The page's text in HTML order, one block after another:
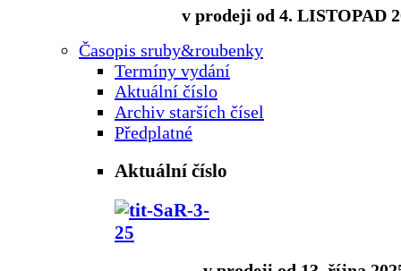
v prodeji od 4. LISTOPAD
Časopis sruby&roubenky
Termíny vydání
Aktuální číslo
Archiv starších čísel
Předplatné
Aktuální číslo